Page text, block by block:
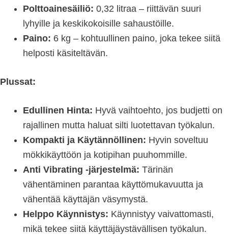
Polttoainesäiliö: 0,32 litraa – riittävän suuri
lyhyille ja keskikokoisille sahaustöille.
Paino: 6 kg – kohtuullinen paino, joka tekee siitä
helposti käsiteltävän.
Plussat:
Edullinen Hinta: Hyvä vaihtoehto, jos budjetti on
rajallinen mutta haluat silti luotettavan työkalun.
Kompakti ja Käytännöllinen: Hyvin soveltuu
mökkikäyttöön ja kotipihan puuhommille.
Anti Vibrating -järjestelmä: Tärinän
vähentäminen parantaa käyttömukavuutta ja
vähentää käyttäjän väsymystä.
Helppo Käynnistys: Käynnistyy vaivattomasti,
mikä tekee siitä käyttäjäystävällisen työkalun.